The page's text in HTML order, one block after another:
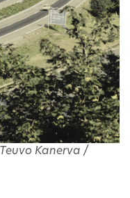
Kanerva /